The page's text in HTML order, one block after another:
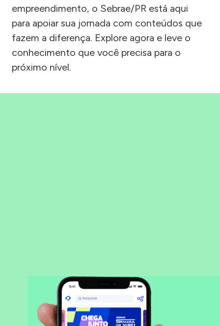
empreendimento, o Sebrae/PR está aqui
para apoiar sua jornada com conteúdos que
fazem a diferença. Explore agora e leve o
conhecimento que você precisa para o
próximo nível.